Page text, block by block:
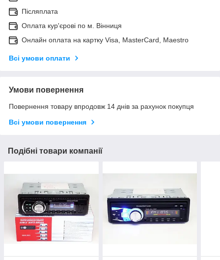
Післяплата
Оплата кур'єрові по м. Вінниця
Онлайн оплата на картку Visa, MasterCard, Maestro
Всі умови оплати
Умови повернення
Повернення товару впродовж 14 днів за рахунок покупця
Всі умови повернення
Подібні товари компанії